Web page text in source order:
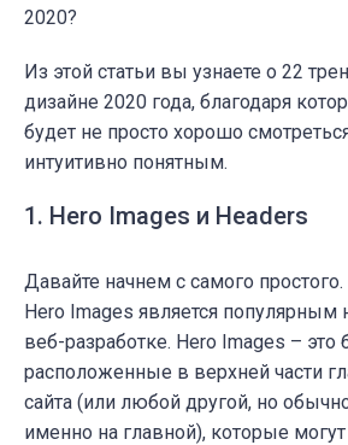
2020?
Из этой статьи вы узнаете о 22
дизайне 2020 года, благодаря
будет не просто хорошо
интуитивно понятным.
1. Hero Images и Headers
Давайте начнем с самого
Hero Images является популярным
веб-разработке. Hero Images –
расположенные в верхней части
сайта (или любой другой, но
именно на главной), которые